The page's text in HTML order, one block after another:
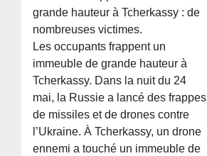
grande hauteur à Tcherkassy : de
nombreuses victimes.
Les occupants frappent un
immeuble de grande hauteur à
Tcherkassy. Dans la nuit du 24
mai, la Russie a lancé des frappes
de missiles et de drones contre
l’Ukraine. À Tcherkassy, un drone
ennemi a touché un immeuble de